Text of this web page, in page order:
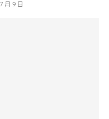
月 9 日